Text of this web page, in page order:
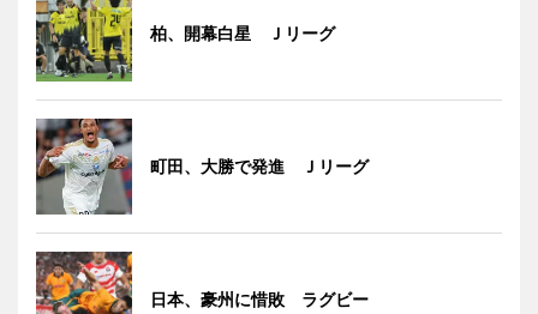
柏、開幕白星 Ｊリーグ
町田、大勝で発進 Ｊリーグ
日本、豪州に惜敗 ラグビー